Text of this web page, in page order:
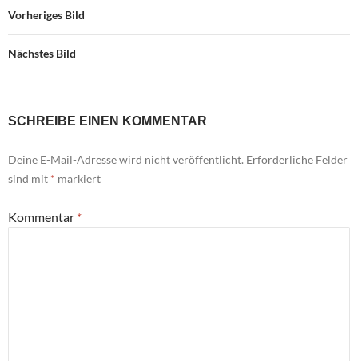
Vorheriges Bild
Nächstes Bild
SCHREIBE EINEN KOMMENTAR
Deine E-Mail-Adresse wird nicht veröffentlicht. Erforderliche Felder
sind mit * markiert
Kommentar *